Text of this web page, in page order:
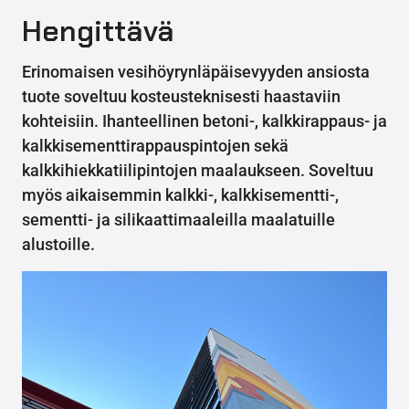
Hengittävä
Erinomaisen vesihöyrynläpäisevyyden ansiosta
tuote soveltuu kosteusteknisesti haastaviin
kohteisiin. Ihanteellinen betoni-, kalkkirappaus- ja
kalkkisementtirappauspintojen sekä
kalkkihiekkatiilipintojen maalaukseen. Soveltuu
myös aikaisemmin kalkki-, kalkkisementti-,
sementti- ja silikaattimaaleilla maalatuille
alustoille.